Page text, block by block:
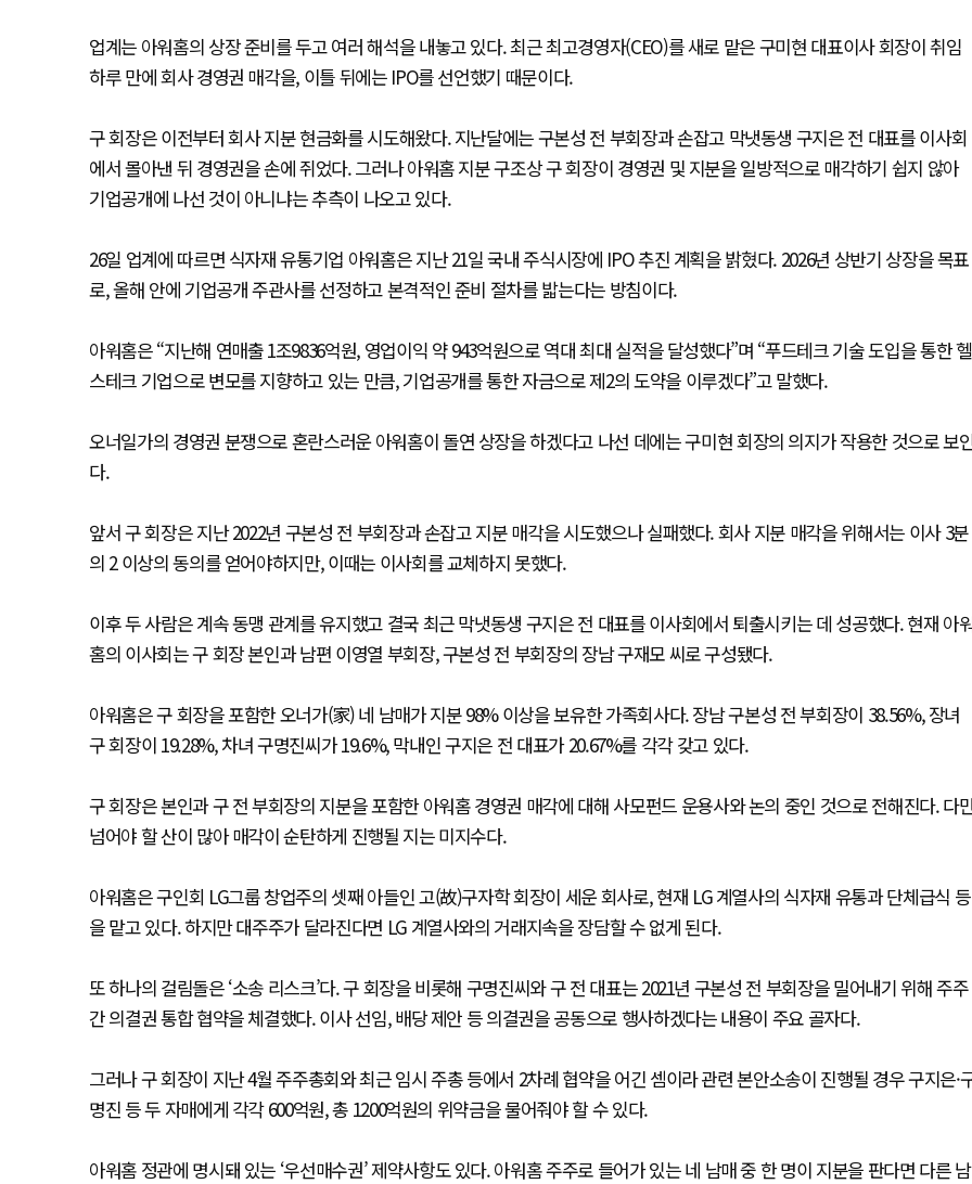
업계는 아워홈의 상장 준비를 두고 여러 해석을 내놓고 있다. 최근 최고경영자(CEO)를 새로 맡은 구미현 대표이사 회장이 취임
하루 만에 회사 경영권 매각을, 이틀 뒤에는 IPO를 선언했기 때문이다.
구 회장은 이전부터 회사 지분 현금화를 시도해왔다. 지난달에는 구본성 전 부회장과 손잡고 막냇동생 구지은 전 대표를 이사회
에서 몰아낸 뒤 경영권을 손에 쥐었다. 그러나 아워홈 지분 구조상 구 회장이 경영권 및 지분을 일방적으로 매각하기 쉽지 않아
기업공개에 나선 것이 아니냐는 추측이 나오고 있다.
26일 업계에 따르면 식자재 유통기업 아워홈은 지난 21일 국내 주식시장에 IPO 추진 계획을 밝혔다. 2026년 상반기 상장을 목표
로, 올해 안에 기업공개 주관사를 선정하고 본격적인 준비 절차를 밟는다는 방침이다.
아워홈은 “지난해 연매출 1조9836억원, 영업이익 약 943억원으로 역대 최대 실적을 달성했다”며 “푸드테크 기술 도입을 통한 헬
스테크 기업으로 변모를 지향하고 있는 만큼, 기업공개를 통한 자금으로 제2의 도약을 이루겠다”고 말했다.
오너일가의 경영권 분쟁으로 혼란스러운 아워홈이 돌연 상장을 하겠다고 나선 데에는 구미현 회장의 의지가 작용한 것으로 보
다.
앞서 구 회장은 지난 2022년 구본성 전 부회장과 손잡고 지분 매각을 시도했으나 실패했다. 회사 지분 매각을 위해서는 이사 3분
의 2 이상의 동의를 얻어야하지만, 이때는 이사회를 교체하지 못했다.
이후 두 사람은 계속 동맹 관계를 유지했고 결국 최근 막냇동생 구지은 전 대표를 이사회에서 퇴출시키는 데 성공했다. 현재 아
홈의 이사회는 구 회장 본인과 남편 이영열 부회장, 구본성 전 부회장의 장남 구재모 씨로 구성됐다.
아워홈은 구 회장을 포함한 오너가(家) 네 남매가 지분 98% 이상을 보유한 가족회사다. 장남 구본성 전 부회장이 38.56%, 장녀
구 회장이 19.28%, 차녀 구명진씨가 19.6%, 막내인 구지은 전 대표가 20.67%를 각각 갖고 있다.
구 회장은 본인과 구 전 부회장의 지분을 포함한 아워홈 경영권 매각에 대해 사모펀드 운용사와 논의 중인 것으로 전해진다. 다
넘어야 할 산이 많아 매각이 순탄하게 진행될 지는 미지수다.
아워홈은 구인회 LG그룹 창업주의 셋째 아들인 고(故)구자학 회장이 세운 회사로, 현재 LG 계열사의 식자재 유통과 단체급식 등
을 맡고 있다. 하지만 대주주가 달라진다면 LG 계열사와의 거래지속을 장담할 수 없게 된다.
또 하나의 걸림돌은 ‘소송 리스크’다. 구 회장을 비롯해 구명진씨와 구 전 대표는 2021년 구본성 전 부회장을 밀어내기 위해 주주
간 의결권 통합 협약을 체결했다. 이사 선임, 배당 제안 등 의결권을 공동으로 행사하겠다는 내용이 주요 골자다.
그러나 구 회장이 지난 4월 주주총회와 최근 임시 주총 등에서 2차례 협약을 어긴 셈이라 관련 본안소송이 진행될 경우 구지은·
명진 등 두 자매에게 각각 600억원, 총 1200억원의 위약금을 물어줘야 할 수 있다.
아워홈 정관에 명시돼 있는 ‘우선매수권’ 제약사항도 있다. 아워홈 주주로 들어가 있는 네 남매 중 한 명이 지분을 판다면 다른 남